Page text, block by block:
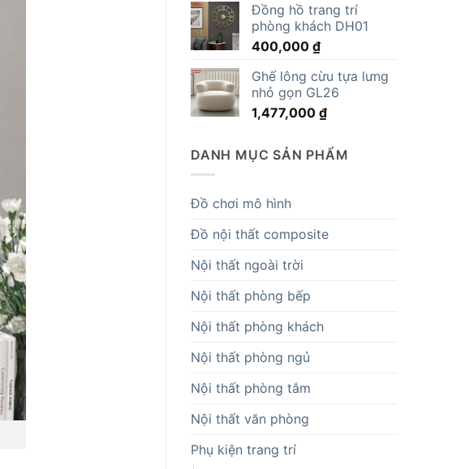
là:
16,695,000 ₫.
tại
là:
Đồng hồ trang trí
phòng khách DH01
400,000 ₫
Ghế lông cừu tựa lưng
nhỏ gọn GL26
1,477,000 ₫
DANH MỤC SẢN PHẨM
Đồ chơi mô hình
Đồ nội thất composite
Nội thất ngoài trời
Nội thất phòng bếp
Nội thất phòng khách
Nội thất phòng ngủ
Nội thất phòng tắm
Nội thất văn phòng
Phụ kiện trang trí